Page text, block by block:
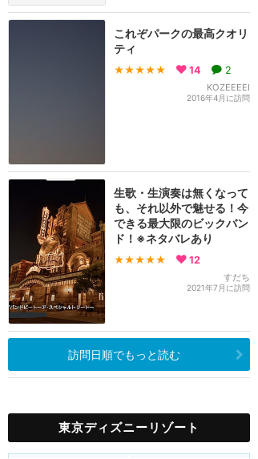
これぞパークの最高クオリ
ティ
★★★★★ 14 2
KOZEEEEI
2016年4月に訪問
生歌・生演奏は無くなって
も、それ以外で魅せる！今
できる最大限のビックバン
ド！※ネタバレあり
★★★★★ 12
すだち
2021年7月に訪問
訪問日順でもっと読む
東京ディズニーリゾート